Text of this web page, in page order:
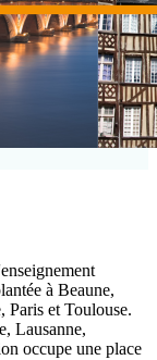
à Beaune,
Paris et Toulouse.
Lausanne,
occupe une place